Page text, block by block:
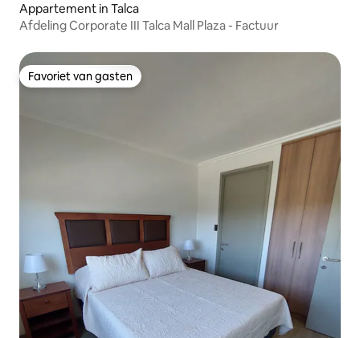
Appartement in Talca
Afdeling Corporate III Talca Mall Plaza - Factuur
Favoriet van gasten
Favoriet van gasten